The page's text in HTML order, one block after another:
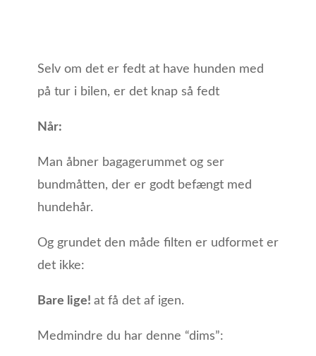
Selv om det er fedt at have hunden med
på tur i bilen, er det knap så fedt
Når:
Man åbner bagagerummet og ser
bundmåtten, der er godt befængt med
hundehår.
Og grundet den måde filten er udformet er
det ikke:
Bare lige! at få det af igen.
Medmindre du har denne “dims”: